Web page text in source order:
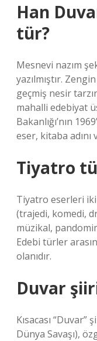
Han
tür?
Mesnevi nazım
yazılmıştır.
geçmiş nesir
mahalli edebiyat
Bakanlığı’nın
eser, kitaba adını
Tiyatro
Tiyatro eserleri iki
(trajedi, komedi,
müzikal,
Edebi türler
olanıdır.
Duvar
Kısacası
Dünya Savaşı),